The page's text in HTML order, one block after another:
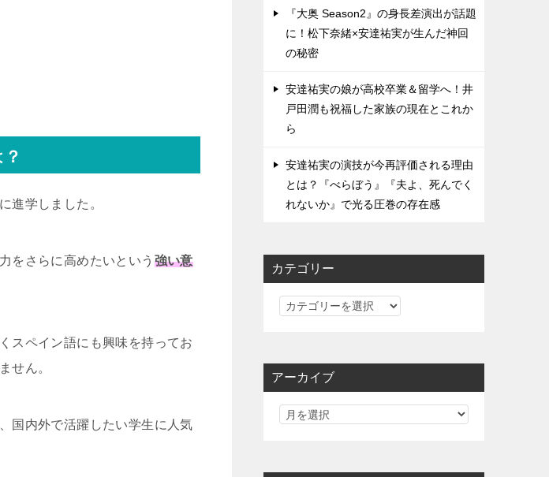
進学しました。
をさらに高めたいという 強い意
スペイン語にも興味を持ってお
せん。
国内外で活躍したい学生に人気
『大奥 Season2』の身長差演出が話題
に！松下奈緒×安達祐実が生んだ神回
の秘密
安達祐実の娘が高校卒業＆留学へ！井
戸田潤も祝福した家族の現在とこれか
ら
安達祐実の演技が今再評価される理由
とは？『べらぼう』『夫よ、死んでく
れないか』で光る圧巻の存在感
カテゴリー
カ
リ
アーカイブ